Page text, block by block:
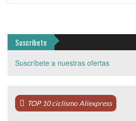
Suscríbete
Suscríbete a nuestras ofertas
TOP 10 ciclismo Aliexpress